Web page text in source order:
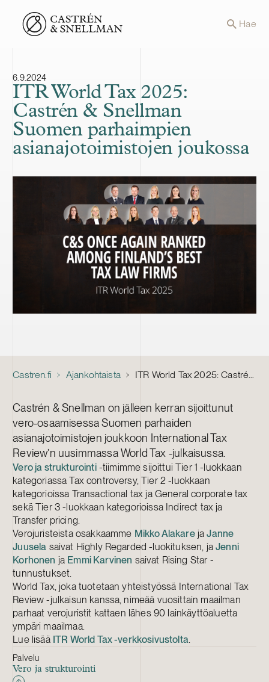
Front page Hae
6.9.2024
ITR World Tax 2025:
Castrén & Snellman
Suomen parhaimpien
asianajotoimistojen joukossa
Castren.fi Ajankohtaista ITR World Tax 2025: Castrén & Snellman Suomen parhaimpien asianajotoimistojen joukossa
Castrén & Snellman on jälleen kerran sijoittunut
vero-osaamisessa Suomen parhaiden
asianajotoimistojen joukkoon International Tax
Review’n uusimmassa World Tax -julkaisussa.
Vero ja strukturointi-tiimimme sijoittui Tier 1 -luokkaan
kategoriassa Tax controversy, Tier 2 -luokkaan
kategorioissa Transactional tax ja General corporate tax
sekä Tier 3 -luokkaan kategorioissa Indirect tax ja
Transfer pricing.
Verojuristeista osakkaamme Mikko AlakarejaJanne
Juusela saivat Highly Regarded -luokituksen, jaJenni
Korhonen ja Emmi Karvinen saivat Rising Star -
tunnustukset.
World Tax, joka tuotetaan yhteistyössä International Tax
Review -julkaisun kanssa, nimeää vuosittain maailman
parhaat verojuristit kattaen lähes 90 lainkäyttöaluetta
ympäri maailmaa.
Lue lisää ITR World Tax -verkkosivustolta.
Palvelu
Vero ja strukturointi